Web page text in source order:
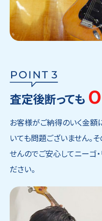
査定後断っても
お客様がご納得のいく金額
いても問題ございません。
せんのでご安心してニーゴ
ださい。